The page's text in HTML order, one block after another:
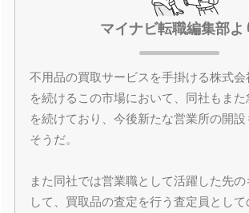
マイナビ転職編集部よ
不用品の買取サービスを手掛ける株式会
を続けるこの市場において、同社もま
を続けており、今後新たな営業所の開
そうだ。
また同社では営業職として活躍した先の
して、買取品の査定を行う査定員として